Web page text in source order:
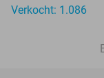
Verkocht: 1.086